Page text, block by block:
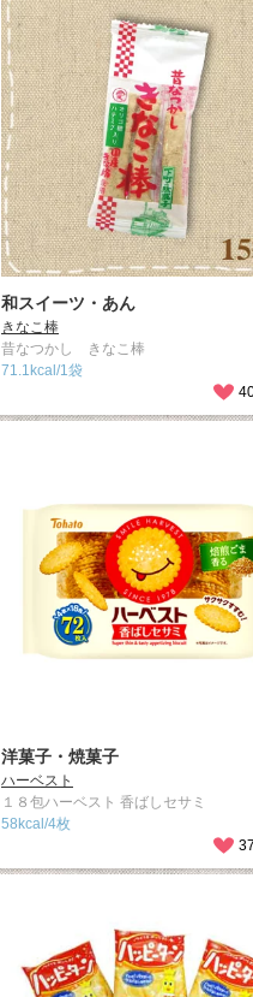
和スイーツ・あん
きなこ棒
昔なつかし きなこ棒
71.1kcal/1袋
洋菓子・焼菓子
ハーベスト
１８包ハーベスト 香ばしセサミ
58kcal/4枚